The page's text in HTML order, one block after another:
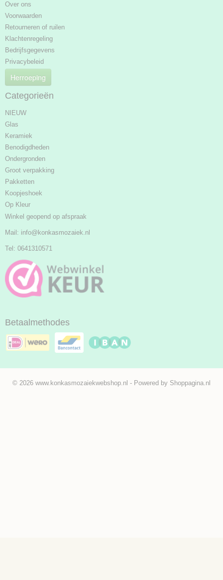
Over ons
Voorwaarden
Retourneren of ruilen
Klachtenregeling
Bedrijfsgegevens
Privacybeleid
Herroeping
Categorieën
NIEUW
Glas
Keramiek
Benodigdheden
Ondergronden
Groot verpakking
Pakketten
Koopjeshoek
Op Kleur
Winkel geopend op afspraak
Mail: info@konkasmozaiek.nl
Tel: 0641310571
Betaalmethodes
© 2026 www.konkasmozaiekwebshop.nl - Powered by Shoppagina.nl